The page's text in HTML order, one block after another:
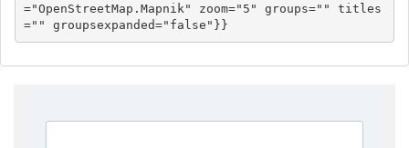
="OpenStreetMap.Mapnik" zoom="5" groups="" titles
="" groupsexpanded="false"}}